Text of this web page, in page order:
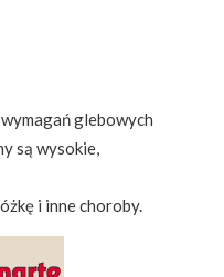
glebowych
są wysokie,
i inne choroby.